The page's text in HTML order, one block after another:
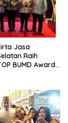
Jasa
Raih
BUMD Awards